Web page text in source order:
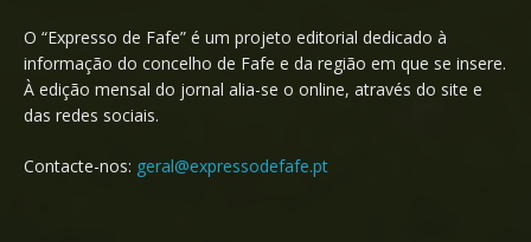
O “Expresso de Fafe” é um projeto editorial dedicado à
informação do concelho de Fafe e da região em que se insere.
À edição mensal do jornal alia-se o online, através do site e
das redes sociais.
Contacte-nos: geral@expressodefafe.pt